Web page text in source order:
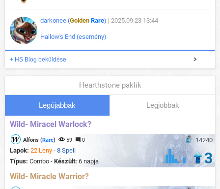
darkonee (Golden Rare) | 2025.09.23 13:44
Hallow's End (esemény)
+ HS Blog beküldése
Hearthstone paklik
Legújabbak Legjobbak
Wild- Miracel Warlock?
14240
Alfons (Rare) 59 0
Lapok: 22 Lény - 8 Spell
Típus: Combo - Készült: 6 napja 3
Wild- Miracle Warrior?